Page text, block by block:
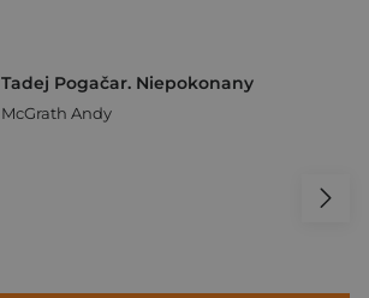
Tadej Pogačar. Niepokonany
McGrath Andy